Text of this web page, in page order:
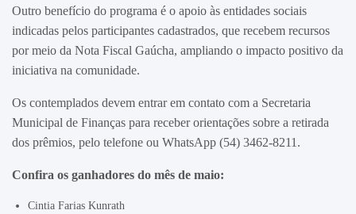
Outro benefício do programa é o apoio às entidades sociais
indicadas pelos participantes cadastrados, que recebem recursos
por meio da Nota Fiscal Gaúcha, ampliando o impacto positivo da
iniciativa na comunidade.
Os contemplados devem entrar em contato com a Secretaria
Municipal de Finanças para receber orientações sobre a retirada
dos prêmios, pelo telefone ou WhatsApp (54) 3462-8211.
Confira os ganhadores do mês de maio:
Cintia Farias Kunrath